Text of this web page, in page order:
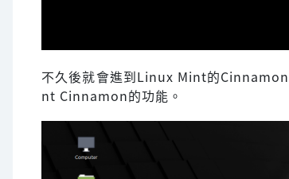
不久後就會進到Linux Mint的
nt Cinnamon的功能。